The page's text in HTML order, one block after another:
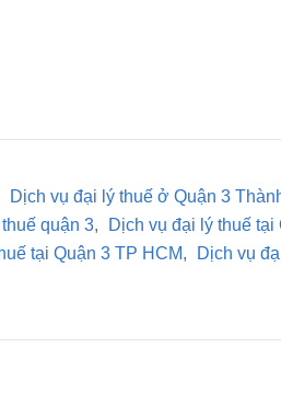
Dịch vụ đại lý thuế ở Quận 3
quận 3,
Dịch vụ đại lý thuế tại
tại Quận 3 TP HCM,
Dịch vụ